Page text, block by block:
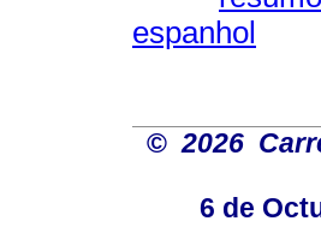
espanhol
© 2026
6 de